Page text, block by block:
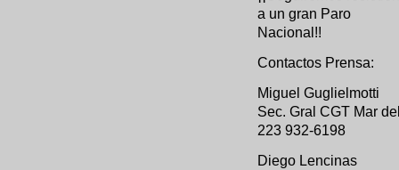
a un gran Paro
Nacional!!
Contactos Prensa:
Miguel Guglielmotti
Sec. Gral CGT Mar
223 932-6198
Diego Lencinas